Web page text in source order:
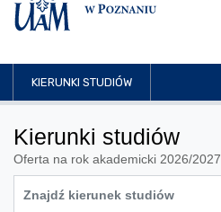
KIERUNKI STUDIÓW
Kierunki studiów
Oferta na rok akademicki 2026/2027